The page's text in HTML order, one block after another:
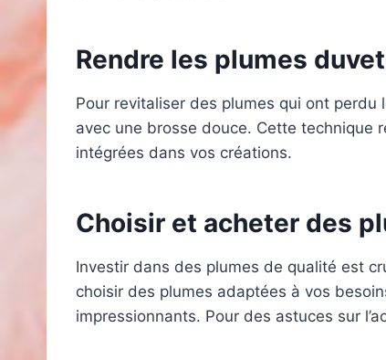
Rendre les plumes
Pour revitaliser des plumes qui ont perdu
avec une brosse douce. Cette technique
intégrées dans vos créations.
Choisir et acheter des
Investir dans des plumes de qualité est
choisir des plumes adaptées à vos
impressionnants. Pour des astuces sur